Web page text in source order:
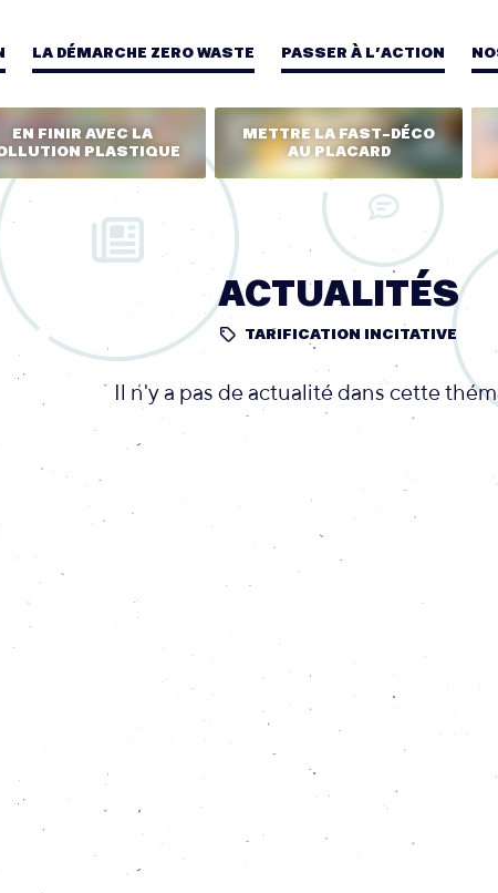
LA DÉMARCHE ZERO WASTE PASSER À L’ACTION
EN FINIR AVEC LA
PLASTIQUE
METTRE LA FAST-DÉCO
AU PLACARD
ACTUALITÉS
TARIFICATION INCITATIVE
Il n'y a pas de actualité dans cette